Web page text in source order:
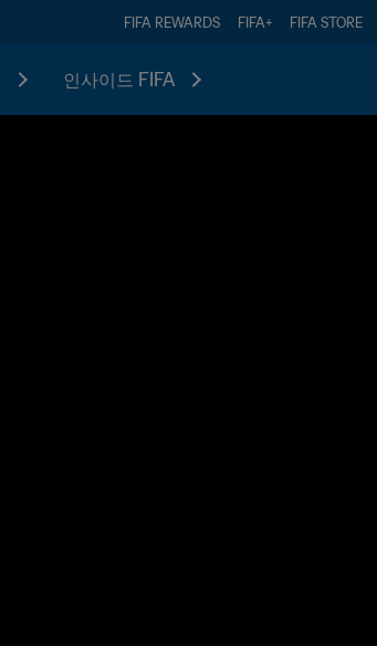
FIFA REWARDS FIFA+ FIFA STORE
인사이드 FIFA